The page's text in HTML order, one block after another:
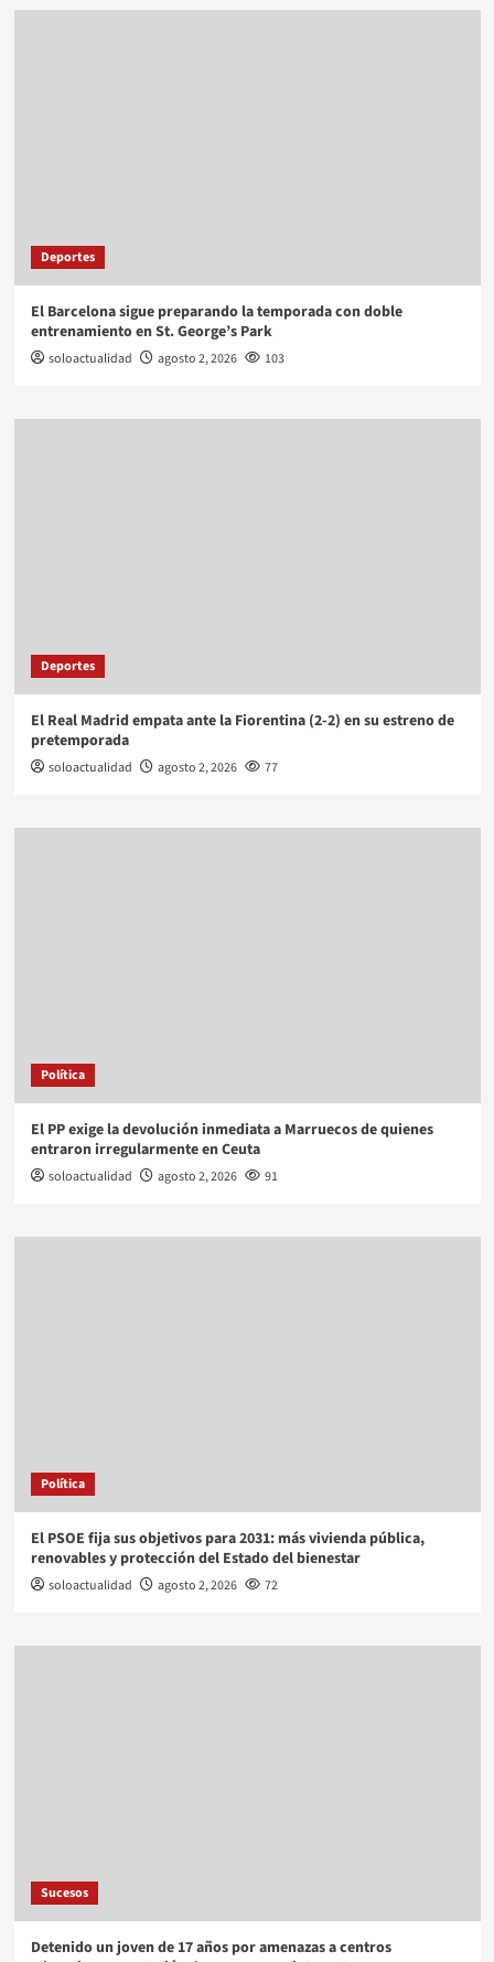
Deportes
El Barcelona sigue preparando la temporada con doble
entrenamiento en St. George’s Park
soloactualidad agosto 2, 2026 103
Deportes
El Real Madrid empata ante la Fiorentina (2-2) en su estreno de
pretemporada
soloactualidad agosto 2, 2026 77
Política
El PP exige la devolución inmediata a Marruecos de quienes
entraron irregularmente en Ceuta
soloactualidad agosto 2, 2026 91
Política
El PSOE fija sus objetivos para 2031: más vivienda pública,
renovables y protección del Estado del bienestar
soloactualidad agosto 2, 2026 72
Sucesos
Detenido un joven de 17 años por amenazas a centros